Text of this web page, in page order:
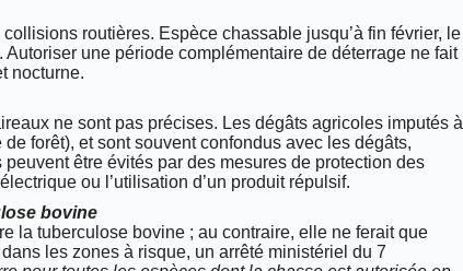
routières. Espèce chassable jusqu’à fin février, le
une période complémentaire de déterrage ne fait
nocturne.
ne sont pas précises. Les dégâts agricoles imputés à
forêt), et sont souvent confondus avec les dégâts,
être évités par des mesures de protection des
ou l’utilisation d’un produit répulsif.
bovine
la tuberculose bovine ; au contraire, elle ne ferait que
les zones à risque, un arrêté ministériel du 7